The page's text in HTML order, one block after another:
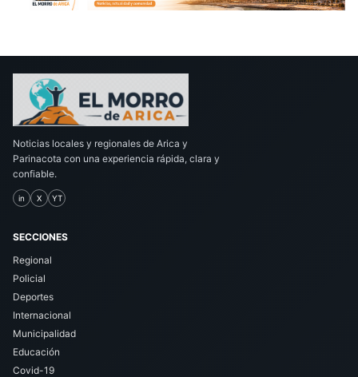
Noticias locales y regionales de Arica y
Parinacota con una experiencia rápida, clara y
confiable.
in X YT
SECCIONES
Regional
Policial
Deportes
Internacional
Municipalidad
Educación
Covid-19